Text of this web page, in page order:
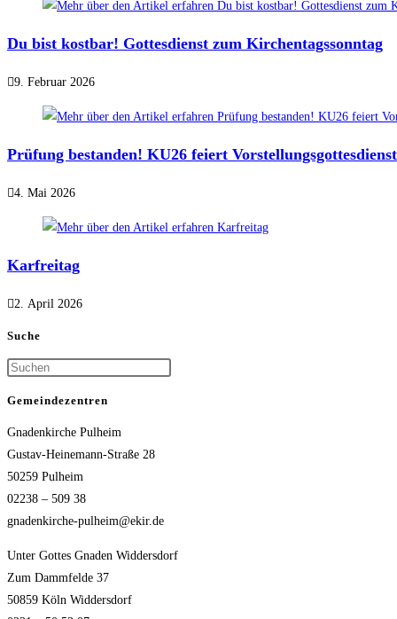
Du bist kostbar! Gottesdienst zum Kirchentagssonntag
9. Februar 2026
Prüfung bestanden! KU26 feiert Vorstellungsgottesdienst
4. Mai 2026
Karfreitag
2. April 2026
Suche
Gemeindezentren
Gnadenkirche Pulheim
Gustav-Heinemann-Straße 28
50259 Pulheim
02238 – 509 38
gnadenkirche-pulheim@ekir.de
Unter Gottes Gnaden Widdersdorf
Zum Dammfelde 37
50859 Köln Widdersdorf